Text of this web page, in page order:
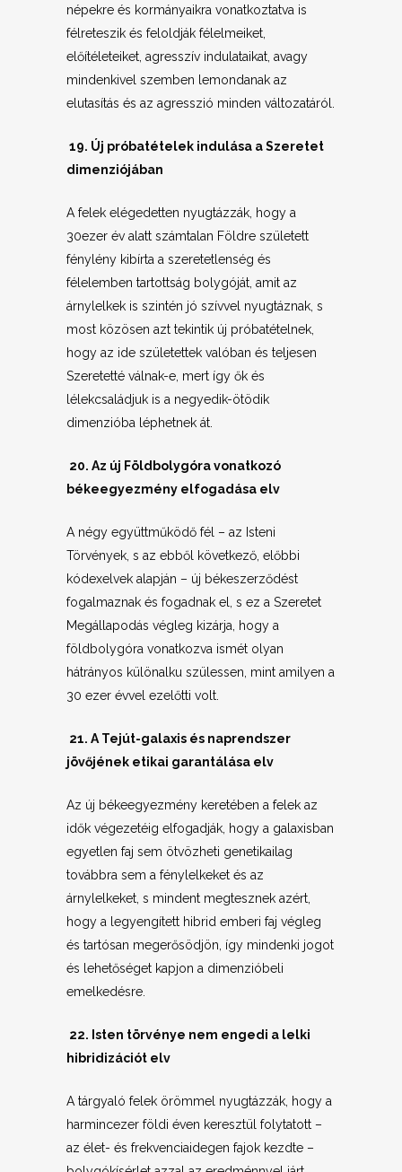
népekre és kormányaikra vonatkoztatva is
félreteszik és feloldják félelmeiket,
előítéleteiket, agresszív indulataikat, avagy
mindenkivel szemben lemondanak az
elutasítás és az agresszió minden változatáról.
19. Új próbatételek indulása a Szeretet
dimenziójában
A felek elégedetten nyugtázzák, hogy a
30ezer év alatt számtalan Földre született
fénylény kibírta a szeretetlenség és
félelemben tartottság bolygóját, amit az
árnylelkek is szintén jó szívvel nyugtáznak, s
most közösen azt tekintik új próbatételnek,
hogy az ide születettek valóban és teljesen
Szeretetté válnak-e, mert így ők és
lélekcsaládjuk is a negyedik-ötödik
dimenzióba léphetnek át.
20. Az új Földbolygóra vonatkozó
békeegyezmény elfogadása elv
A négy együttműködő fél – az Isteni
Törvények, s az ebből következő, előbbi
kódexelvek alapján – új békeszerződést
fogalmaznak és fogadnak el, s ez a Szeretet
Megállapodás végleg kizárja, hogy a
földbolygóra vonatkozva ismét olyan
hátrányos különalku szülessen, mint amilyen a
30 ezer évvel ezelőtti volt.
21. A Tejút-galaxis és naprendszer
jövőjének etikai garantálása elv
Az új békeegyezmény keretében a felek az
idők végezetéig elfogadják, hogy a galaxisban
egyetlen faj sem ötvözheti genetikailag
továbbra sem a fénylelkeket és az
árnylelkeket, s mindent megtesznek azért,
hogy a legyengített hibrid emberi faj végleg
és tartósan megerősödjön, így mindenki jogot
és lehetőséget kapjon a dimenzióbeli
emelkedésre.
22. Isten törvénye nem engedi a lelki
hibridizációt elv
A tárgyaló felek örömmel nyugtázzák, hogy a
harmincezer földi éven keresztül folytatott –
az élet- és frekvenciaidegen fajok kezdte –